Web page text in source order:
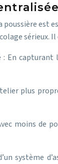
poussière est
sérieux. Il
En capturant
plus
moins de
système